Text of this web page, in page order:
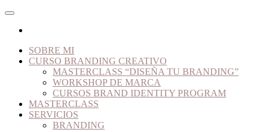
SOBRE MI
CURSO BRANDING CREATIVO
MASTERCLASS “DISEÑA TU BRANDING”
WORKSHOP DE MARCA
CURSOS BRAND IDENTITY PROGRAM
MASTERCLASS
SERVICIOS
BRANDING